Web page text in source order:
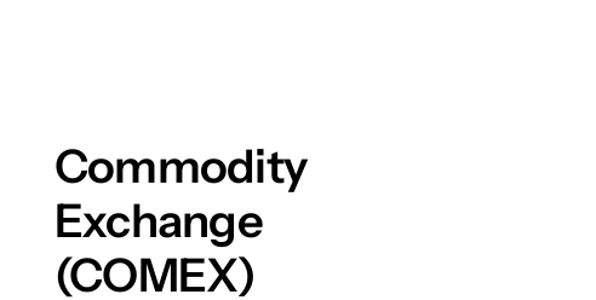
Commodity
Exchange
(COMEX)